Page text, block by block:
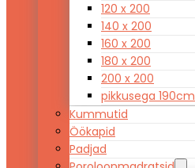
120 x 200
140 x 200
160 x 200
180 x 200
200 x 200
pikkusega 190cm
Kummutid
Öökapid
Padjad